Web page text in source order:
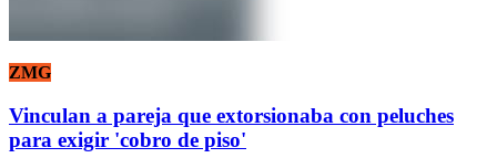
ZMG
Vinculan a pareja que extorsionaba con peluches
para exigir 'cobro de piso'